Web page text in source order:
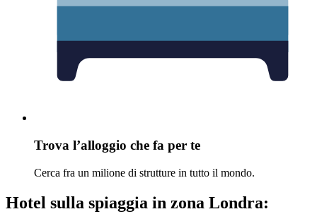
Trova l’alloggio che fa per te
Cerca fra un milione di strutture in tutto il mondo.
Hotel sulla spiaggia in zona Londra: